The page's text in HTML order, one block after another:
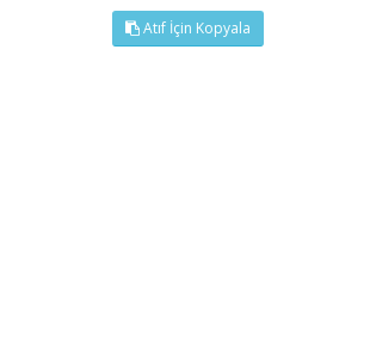
Atıf İçin Kopyala